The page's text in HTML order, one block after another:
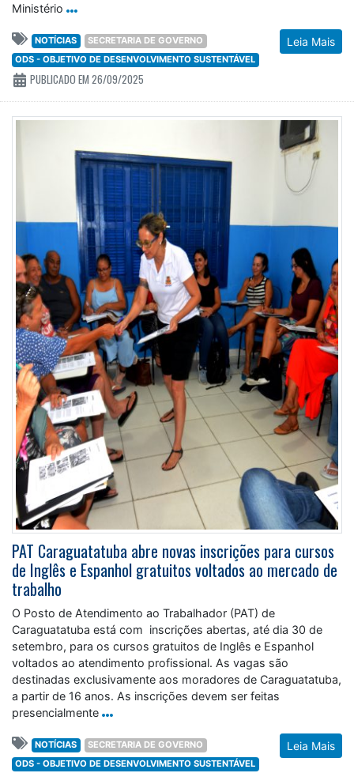
Ministério
Leia Mais
NOTÍCIAS
SECRETARIA DE GOVERNO
ODS - OBJETIVO DE DESENVOLVIMENTO SUSTENTÁVEL
PUBLICADO EM 26/09/2025
PAT Caraguatatuba abre novas inscrições para cursos
de Inglês e Espanhol gratuitos voltados ao mercado de
trabalho
O Posto de Atendimento ao Trabalhador (PAT) de
Caraguatatuba está com inscrições abertas, até dia 30 de
setembro, para os cursos gratuitos de Inglês e Espanhol
voltados ao atendimento profissional. As vagas são
destinadas exclusivamente aos moradores de Caraguatatuba,
a partir de 16 anos. As inscrições devem ser feitas
presencialmente
Leia Mais
NOTÍCIAS
SECRETARIA DE GOVERNO
ODS - OBJETIVO DE DESENVOLVIMENTO SUSTENTÁVEL